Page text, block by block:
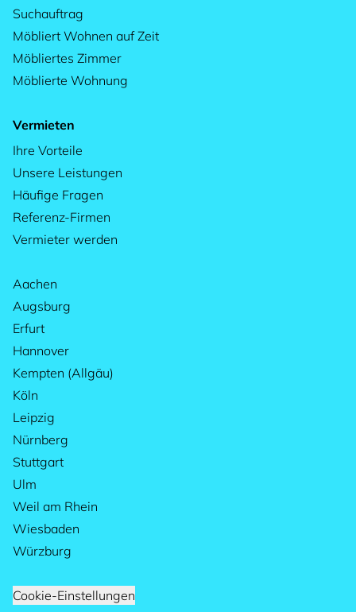
Suchauftrag
Möbliert Wohnen auf Zeit
Möbliertes Zimmer
Möblierte Wohnung
Vermieten
Ihre Vorteile
Unsere Leistungen
Häufige Fragen
Referenz-Firmen
Vermieter werden
Aachen
Augsburg
Erfurt
Hannover
Kempten (Allgäu)
Köln
Leipzig
Nürnberg
Stuttgart
Ulm
Weil am Rhein
Wiesbaden
Würzburg
Cookie-Einstellungen